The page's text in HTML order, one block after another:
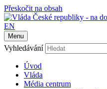
Přeskočit na obsah
EN
Menu
Vyhledávání
Úvod
Vláda
Média centrum